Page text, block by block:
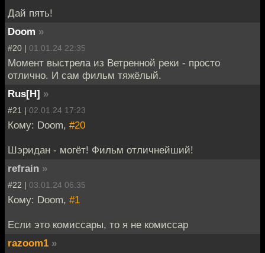
Дай пять!
Doom »
#20 | 01.01.24 22:35
Момент выстрела из Ветренной реки - просто
отлично. И сам фильм тяжёлый.
Rus[H] »
#21 | 02.01.24 17:23
Кому: Doom, #20
Шэридан - могёт! Фильм отличнейший!
refrain »
#22 | 03.01.24 06:35
Кому: Doom, #1
Если это комиссары, то я не комиссар
razoom1 »